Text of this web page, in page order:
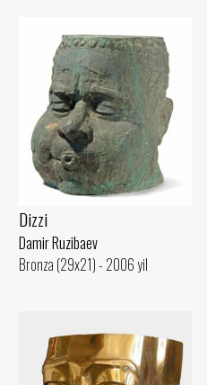
Dizzi
Damir Ruzibaev
Bronza (29x21) - 2006 yil